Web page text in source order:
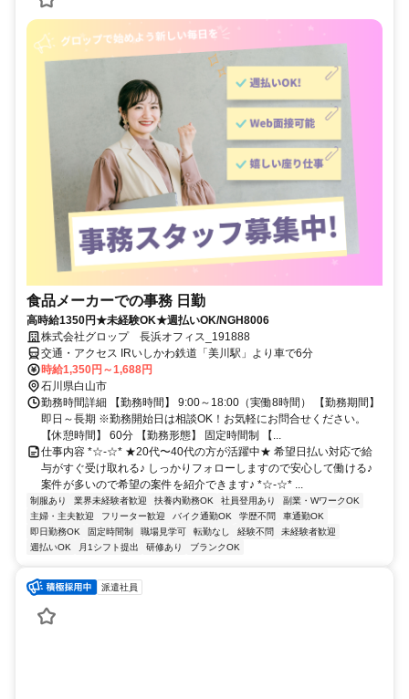
食品メーカーでの事務 日勤
高時給1350円★未経験OK★週払いOK/NGH8006
株式会社グロップ 長浜オフィス_191888
交通・アクセス IRいしかわ鉄道「美川駅」より車で6分
時給1,350円～1,688円
石川県白山市
勤務時間詳細 【勤務時間】 9:00～18:00（実働8時間） 【勤務期間】
即日～長期 ※勤務開始日は相談OK！お気軽にお問合せください。
【休憩時間】 60分 【勤務形態】 固定時間制 【...
仕事内容 *☆-☆* ★20代〜40代の方が活躍中★ 希望日払い対応で給
与がすぐ受け取れる♪ しっかりフォローしますので安心して働ける♪
案件が多いので希望の案件を紹介できます♪ *☆-☆* ...
制服あり 業界未経験者歓迎 扶養内勤務OK 社員登用あり
副業・WワークOK
主婦・主夫歓迎
フリーター歓迎 バイク通勤OK 学歴不問
車通勤OK
即日勤務OK
固定時間制 職場見学可 転勤なし 経験不問
未経験者歓迎
週払いOK
月1シフト提出 研修あり ブランクOK
派遣社員